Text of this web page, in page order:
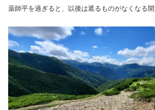
薬師平を過ぎると、以後は遮るものがなくなる開